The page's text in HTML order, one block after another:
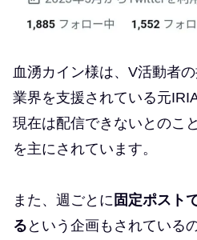
血湧カイン様は、V活動者
業界を支援されている元
現在は配信できないとのこ
を主にされています。
また、週ごとに 固定ポスト
る という企画もされている